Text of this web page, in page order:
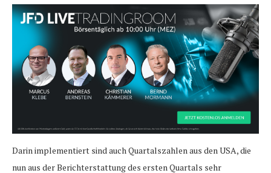
Darin implementiert sind auch Quartalszahlen aus den USA, die
nun aus der Berichterstattung des ersten Quartals sehr